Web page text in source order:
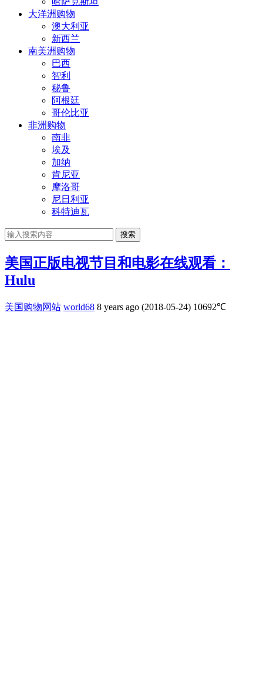
大洋洲购物
澳大利亚
新西兰
南美洲购物
巴西
智利
秘鲁
阿根廷
哥伦比亚
非洲购物
南非
埃及
加纳
肯尼亚
摩洛哥
尼日利亚
科特迪瓦
搜索
美国正版电视节目和电影在线观看：
Hulu
美国购物网站 world68 8 years ago (2018-05-24) 10692℃